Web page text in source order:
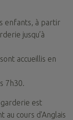
enfants, à partir
jusqu’à
accueillis en
7h30.
est
au cours d'Anglais